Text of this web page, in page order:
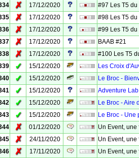
✗ 17/12/2020
#97 Les T5
✗ 17/12/2020
#98 Les T5
✗ 17/12/2020
#99 Les T5
✗ 17/12/2020
BAAB #21
✗ 17/12/2020
#100 Les T5
✓ 15/12/2020
Les Croix
✓ 15/12/2020
Le Broc -
✓ 15/12/2020
Adventure
✓ 15/12/2020
Le Broc - Aire
✓ 15/12/2020
Le Broc - Une
✗ 01/12/2020
Un Event,
✗ 24/11/2020
Un Event,
✗ 17/11/2020
Un Event,